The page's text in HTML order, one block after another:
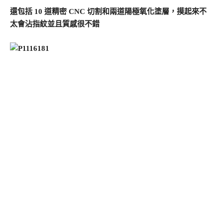
還包括 10 道精密 CNC 切割和兩道陽極氧化塗層，摸起來不
太會沾指紋並且質感很不錯